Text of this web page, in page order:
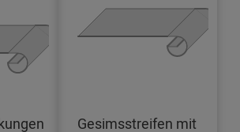
Gesimsstreifen mit